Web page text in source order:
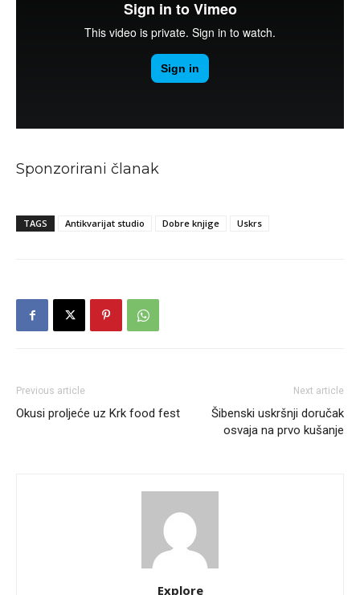
Sponzorirani članak
TAGS Antikvarijat studio Dobre knjige Uskrs
Previous article
Okusi proljeće uz Krk food fest
Next article
Šibenski uskršnji doručak
osvaja na prvo kušanje
Explore